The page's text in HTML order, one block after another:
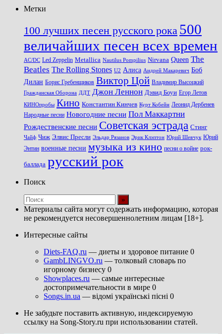
Метки
100 лучших песен русского рока 500
величайших песен всех времен
AC/DC Led Zeppelin Metallica Nautilus Pompilius Nirvana Queen The
Beatles The Rolling Stones U2 Алиса Андрей Макаревич Боб
Дилан Борис Гребенщиков Виктор Цой Владимир Высоцкий
Гражданская Оборона ДДТ Джон Леннон Дэвид Боуи Егор Летов
КИНОпробы Кино Константин Кинчев Курт Кобейн Леонид Дербенев
Народные песни Новогодние песни Пол Маккартни
Рождественские песни Советская эстрада Стинг
Чайф Чиж Элвис Пресли Эльдар Рязанов Эрик Клэптон Юрий Шевчук Юрий
Энтин военные песни музыка из кино песни о войне рок-
баллада русский рок
Поиск
Материалы сайта могут содержать информацию, которая
не рекомендуется несовершеннолетним лицам [18+].
Интересные сайты
Diets-FAQ.ru — диеты и здоровое питание 0
GambLINGVO.ru — толковый словарь по
игорному бизнесу 0
Showplaces.ru — самые интересные
достопримечательности в мире 0
Songs.in.ua — відомі українські пісні 0
Не забудьте поставить активную, индексируемую
ссылку на Song-Story.ru при использовании статей.